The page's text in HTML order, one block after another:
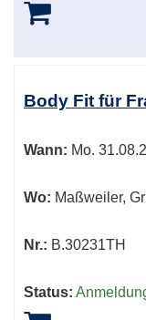
Body Fit für
Wann: Mo.
Wo: Maßweiler,
Nr.: B.30231TH
Status: